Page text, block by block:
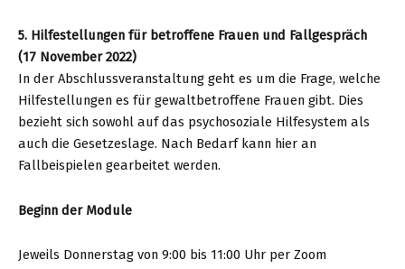
5. Hilfestellungen für betroffene Frauen und Fallgespräch
(17 November 2022)
In der Abschlussveranstaltung geht es um die Frage, welche
Hilfestellungen es für gewaltbetroffene Frauen gibt. Dies
bezieht sich sowohl auf das psychosoziale Hilfesystem als
auch die Gesetzeslage. Nach Bedarf kann hier an
Fallbeispielen gearbeitet werden.
Beginn der Module
Jeweils Donnerstag von 9:00 bis 11:00 Uhr per Zoom